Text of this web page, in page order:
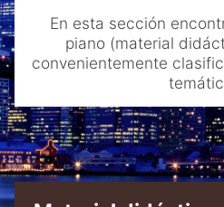
Partituras
Contacto
Mi cuenta
En esta sección
piano (material
convenientemente